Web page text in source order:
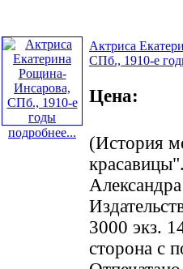
подробнее...
Актриса
СПб., 1910-е
Цена:
(История
3000 экз.
сторона с